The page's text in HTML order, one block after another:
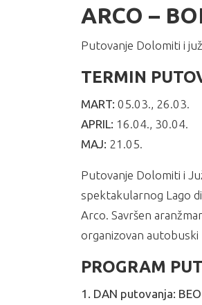
ARCO –
Putovanje Dolomiti i
TERMIN
MART: 05.03., 26.03.
APRIL: 16.04., 30.04.
MAJ: 21.05.
Putovanje Dolomiti i
spektakularnog Lago
Arco. Savršen
organizovan autobuski
PROGRAM
1. DAN putovanja: